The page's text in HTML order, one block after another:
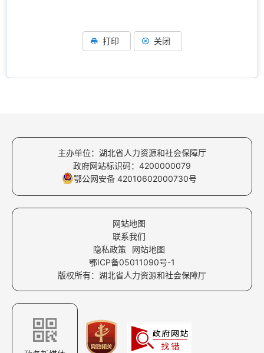
打印 关闭
主办单位：湖北省人力资源和社会保障厅
政府网站标识码：4200000079
鄂公网安备 42010602000730号
网站地图
联系我们
隐私政策
网站地图
鄂ICP备05011090号-1
版权所有：湖北省人力资源和社会保障厅